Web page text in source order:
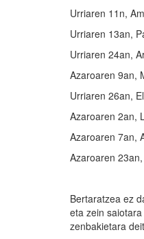
Urriaren 11n,
Urriaren 13an,
Urriaren 24an,
Azaroaren 9an,
Urriaren 26an,
Azaroaren 2an,
Azaroaren 7an,
Azaroaren
Bertaratzea ez
eta zein
zenbakietara